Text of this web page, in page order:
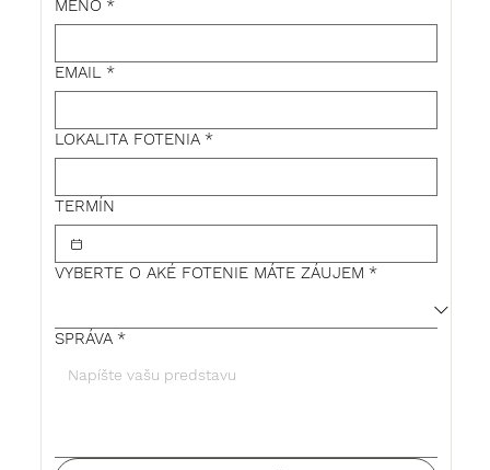
MENO *
EMAIL *
LOKALITA FOTENIA *
TERMÍN
VYBERTE O AKÉ FOTENIE MÁTE ZÁUJEM *
SPRÁVA *